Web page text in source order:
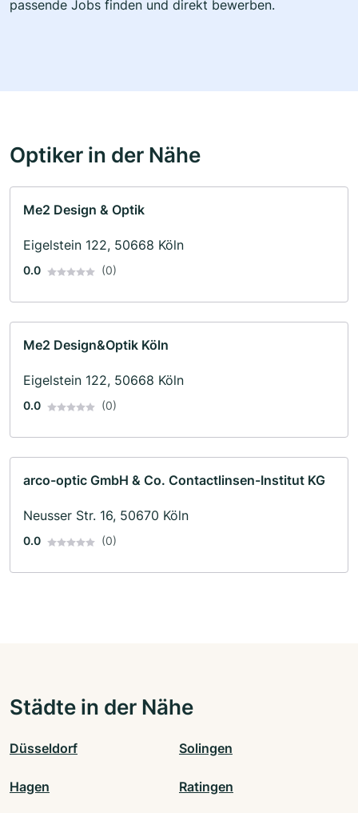
passende Jobs finden und direkt bewerben.
Optiker in der Nähe
Me2 Design & Optik
Eigelstein 122, 50668 Köln
0.0 (0)
Me2 Design&Optik Köln
Eigelstein 122, 50668 Köln
0.0 (0)
arco-optic GmbH & Co. Contactlinsen-Institut KG
Neusser Str. 16, 50670 Köln
0.0 (0)
Städte in der Nähe
Düsseldorf Solingen
Hagen Ratingen